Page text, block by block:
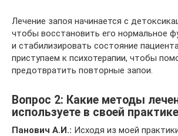
Лечение запоя начинается с
чтобы восстановить его нормальное
и стабилизировать состояние
приступаем к психотерапии, чтобы
предотвратить повторные запои.
Вопрос 2: Какие методы
используете в своей
Панович А.И.: Исходя из моей